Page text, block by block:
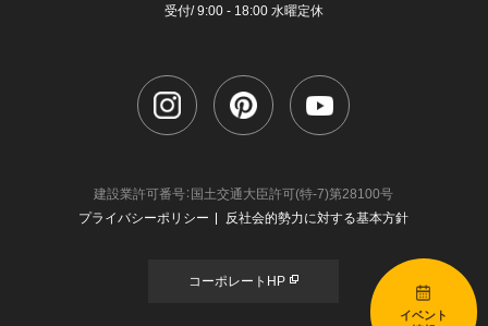
受付/ 9:00 - 18:00 水曜定休
建設業許可番号：国土交通大臣許可(特-7)第28100号
プライバシーポリシー
反社会的勢力に対する基本方針
コーポレートHP
イベント